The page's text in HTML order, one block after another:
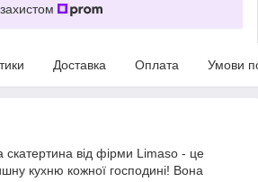
Доставка Оплата Умови
скатертина від фірми Limaso - це
кухню кожної господині! Вона